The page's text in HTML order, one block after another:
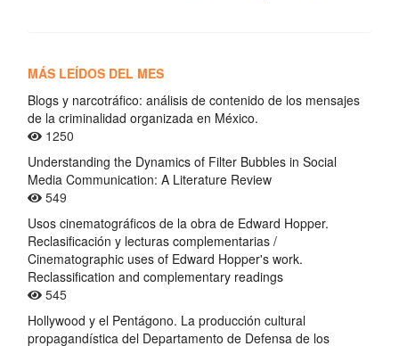
MÁS LEÍDOS DEL MES
Blogs y narcotráfico: análisis de contenido de los mensajes
de la criminalidad organizada en México.
1250
Understanding the Dynamics of Filter Bubbles in Social
Media Communication: A Literature Review
549
Usos cinematográficos de la obra de Edward Hopper.
Reclasificación y lecturas complementarias /
Cinematographic uses of Edward Hopper's work.
Reclassification and complementary readings
545
Hollywood y el Pentágono. La producción cultural
propagandística del Departamento de Defensa de los